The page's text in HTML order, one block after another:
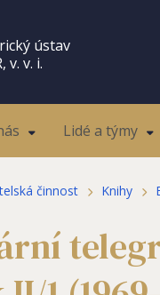
ústav
v. v. i.
Lidé a týmy
činnost Knihy